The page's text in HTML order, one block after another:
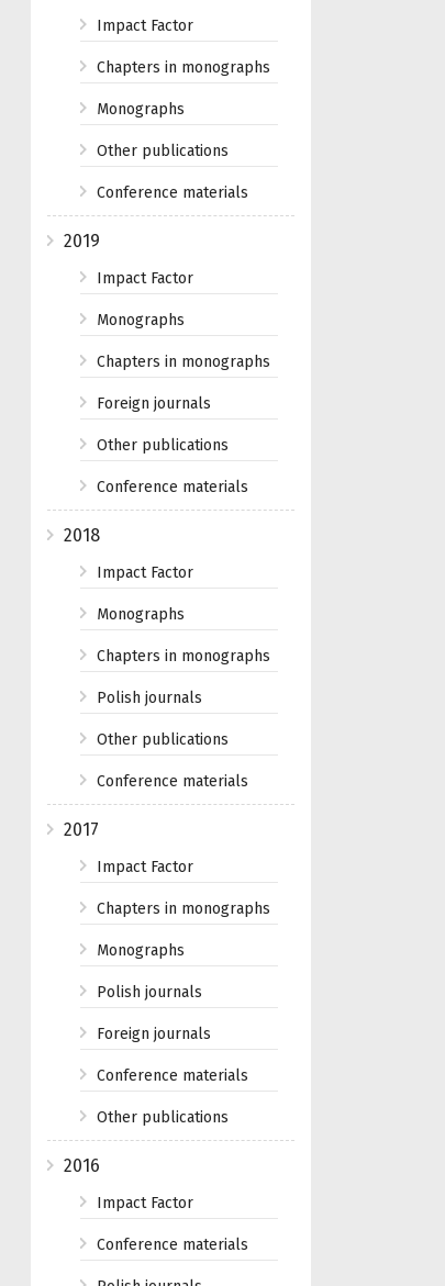
Impact Factor
Chapters in monographs
Monographs
Other publications
Conference materials
2019
Impact Factor
Monographs
Chapters in monographs
Foreign journals
Other publications
Conference materials
2018
Impact Factor
Monographs
Chapters in monographs
Polish journals
Other publications
Conference materials
2017
Impact Factor
Chapters in monographs
Monographs
Polish journals
Foreign journals
Conference materials
Other publications
2016
Impact Factor
Conference materials